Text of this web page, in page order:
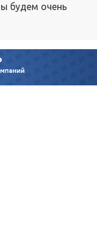
будем очень